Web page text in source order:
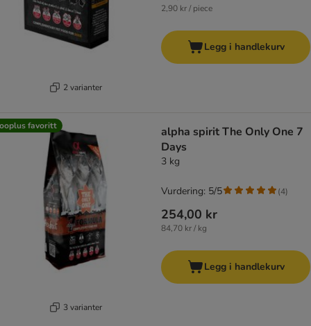
2 varianter
2,90 kr / piece
Legg i handlekurv
favoritt
3 varianter
alpha spirit The Only One 7
Days
3 kg
254,00 kr
84,70 kr / kg
Vurdering: 5/5 (4)
Legg i handlekurv